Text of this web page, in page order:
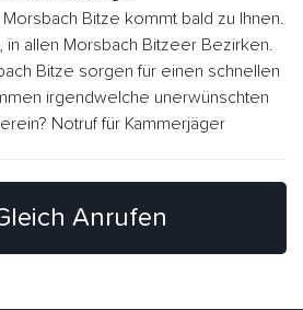
Bitze kommt bald zu Ihnen.
in allen Morsbach Bitzeer Bezirken.
Bitze sorgen für einen schnellen
irgendwelche unerwünschten
Notruf für Kammerjäger
Anrufen